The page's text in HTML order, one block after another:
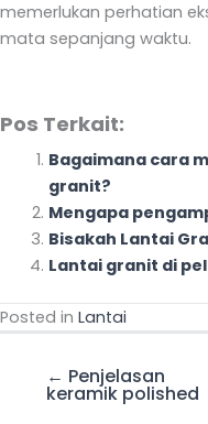
memerlukan perhatian
mata sepanjang waktu.
Pos Terkait:
Bagaimana cara
granit?
Mengapa
Bisakah Lantai
Lantai granit di
Posted in Lantai
← Penjelasan
keramik polished